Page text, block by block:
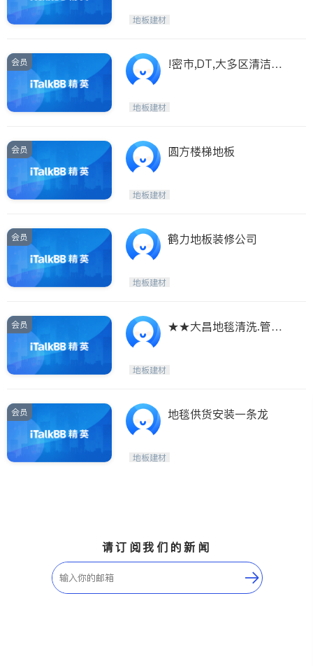
地板建材
会员
!密市,DT,大多区清洁地
地板建材
会员 圆方楼梯地板
地板建材
会员 鹤力地板装修公司
地板建材
会员
★★大昌地毯清洗.管道
地板建材
会员 地毯供货安装一条龙
地板建材
请订阅我们的新闻